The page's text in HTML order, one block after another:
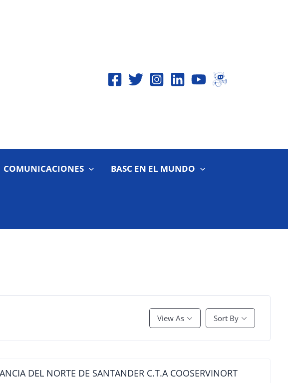
COMUNICACIONES BASC EN EL MUNDO
View As Sort By
DEL NORTE DE SANTANDER C.T.A COOSERVINORT